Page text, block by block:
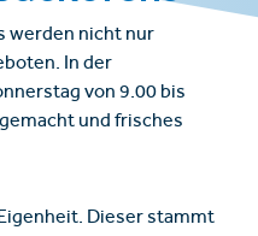
werden nicht nur
In der
von 9.00 bis
und frisches
Dieser stammt